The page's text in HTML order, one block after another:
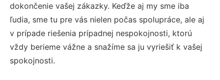
dokončenie vašej zákazky. Keďže aj my sme iba
ľudia, sme tu pre vás nielen počas spolupráce, ale aj
v prípade riešenia prípadnej nespokojnosti, ktorú
vždy berieme vážne a snažíme sa ju vyriešiť k vašej
spokojnosti.